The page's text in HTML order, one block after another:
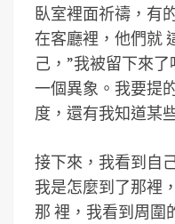
臥室裡面祈禱，有
在客廳裡，他們就
己，”我被留下來
一個異象。我要提
度，還有我知道某
接下來，我看到自
我是怎麼到了那裡
那 裡，我看到周圍